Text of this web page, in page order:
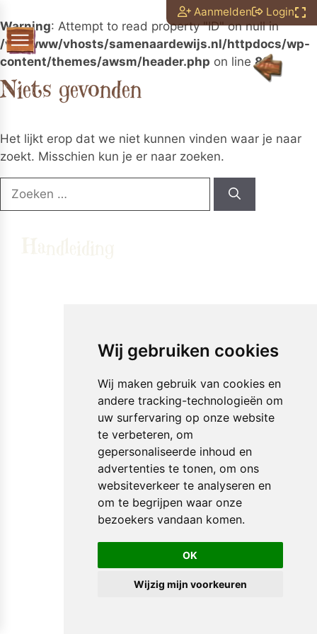
Wij gebruiken cookies
Wij maken gebruik van cookies en
andere tracking-technologieën om
uw surfervaring op onze website
te verbeteren, om
gepersonaliseerde inhoud en
advertenties te tonen, om ons
websiteverkeer te analyseren en
om te begrijpen waar onze
bezoekers vandaan komen.
OK
Wijzig mijn voorkeuren
Aanmelden Login
Warning: Attempt to read property "ID" on null in
/var/www/vhosts/samenaardewijs.nl/httpdocs/wp-
content/themes/awsm/header.php on line88
Niets gevonden
Het lijkt erop dat we niet kunnen vinden waar je naar
zoekt. Misschien kun je er naar zoeken.
Zoek